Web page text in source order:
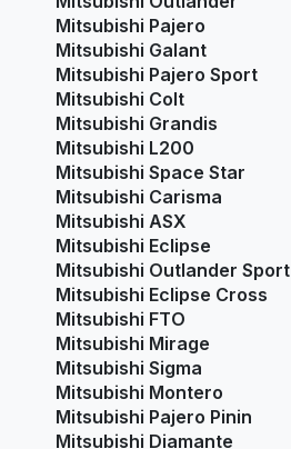
Mitsubishi Pajero
Mitsubishi Galant
Mitsubishi Pajero Sport
Mitsubishi Colt
Mitsubishi Grandis
Mitsubishi L200
Mitsubishi Space Star
Mitsubishi Carisma
Mitsubishi ASX
Mitsubishi Eclipse
Mitsubishi Outlander Sport
Mitsubishi Eclipse Cross
Mitsubishi FTO
Mitsubishi Mirage
Mitsubishi Sigma
Mitsubishi Montero
Mitsubishi Pajero Pinin
Mitsubishi Diamante